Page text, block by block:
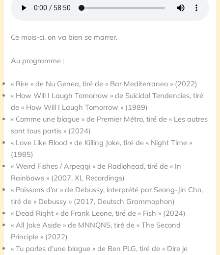
Ce mois-ci, on va bien se marrer.
Au programme :
« Rire » de Nu Genea, tiré de « Bar Mediterraneo » (2022)
« How Will I Laugh Tomorrow » de Suicidal Tendencies, tiré
de « How Will I Laugh Tomorrow » (1989)
« Comme une blague » de Premier Métro, tiré de « Les autres
sont tous partis » (2024)
« Love Like Blood » de Killing Joke, tiré de « Night Time »
(1985)
« Weird Fishes / Arpeggi » de Radiohead, tiré de « In
Rainbows » (2007, XL Recordings)
« Poissons d’or » de Debussy, interprété par Seong-Jin Cho,
tiré de « Debussy » (2017, Deutsch Grammophon)
« Dead Right » de Frank Leone, tiré de « Fish » (2024)
« All Joke Aside » de MNNQNS, tiré de « The Second
Principle » (2022)
« Tu parles d’une blague » de Ben PLG, tiré de « Dire je